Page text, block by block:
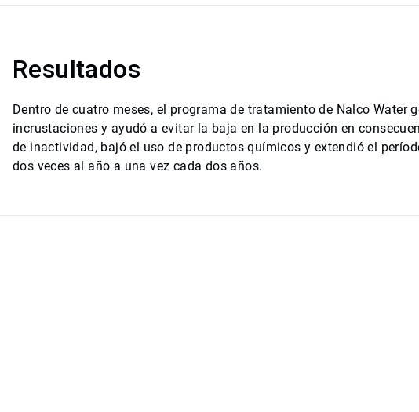
Resultados
Dentro de cuatro meses, el programa de tratamiento de Nalco Water
incrustaciones y ayudó a evitar la baja en la producción en
de inactividad, bajó el uso de productos químicos y extendió el
dos veces al año a una vez cada dos años.